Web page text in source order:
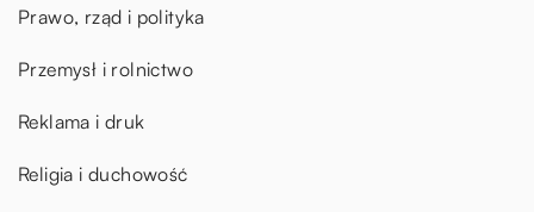
Prawo, rząd i polityka
Przemysł i rolnictwo
Reklama i druk
Religia i duchowość